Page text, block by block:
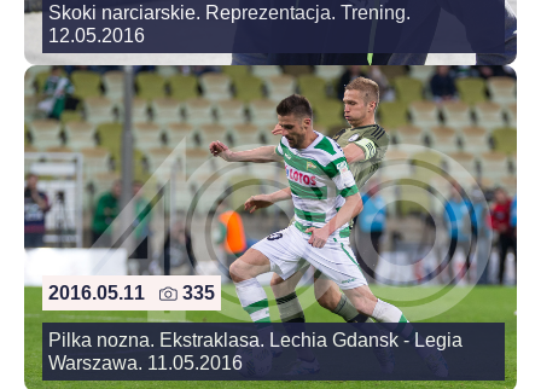
Skoki narciarskie. Reprezentacja. Trening.
12.05.2016
2016.05.11 335
Pilka nozna. Ekstraklasa. Lechia Gdansk - Legia
Warszawa. 11.05.2016